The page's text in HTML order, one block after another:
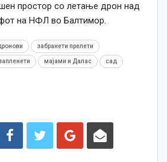
простор со летање дрон над
на НФЛ во Балтимор.
забранети прелети
мајами и Далас сад